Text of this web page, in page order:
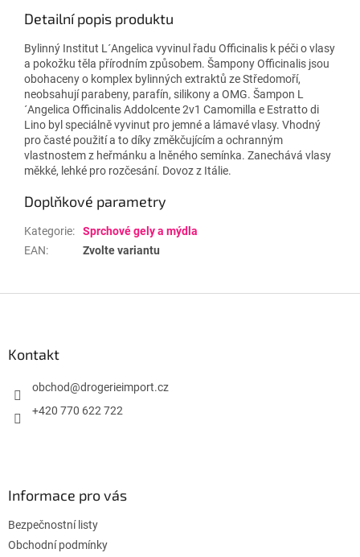
Detailní popis produktu
Bylinný Institut L´Angelica vyvinul řadu Officinalis k péči o vlasy
a pokožku těla přírodním způsobem. Šampony Officinalis jsou
obohaceny o komplex bylinných extraktů ze Středomoří,
neobsahují parabeny, parafín, silikony a OMG. Šampon L
´Angelica Officinalis Addolcente 2v1 Camomilla e Estratto di
Lino byl speciálně vyvinut pro jemné a lámavé vlasy. Vhodný
pro časté použití a to díky změkčujícím a ochranným
vlastnostem z heřmánku a lněného semínka. Zanechává vlasy
měkké, lehké pro rozčesání. Dovoz z Itálie.
Doplňkové parametry
Kategorie:
Sprchové gely a mýdla
EAN: Zvolte variantu
Kontakt
obchod@drogerieimport.cz
+420 770 622 722
Informace pro vás
Bezpečnostní listy
Obchodní podmínky